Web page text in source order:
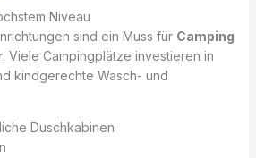
Niveau
sind ein Muss für Camping
. Viele Campingplätze investieren in
kindgerechte Wasch- und
Duschkabinen